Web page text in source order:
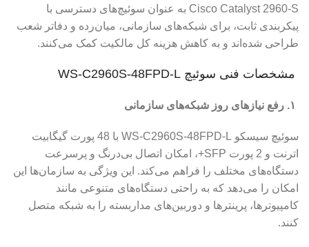
Cisco Catalyst 2960-S به عنوان سوئیچ‌های دسترسی با
پیکربندی ثابت، برای شبکه‌های سازمانی، میان‌رده و دفاتر شعب
طراحی شده‌اند و به کاهش هزینه کل مالکیت کمک می‌کنند.
مشخصات فنی سوئیچ WS-C2960S-48FPD-L
سوئیچ سیسکو WS-C2960S-48FPD-L با 48 پورت گیگابیت
اترنت و 2 پورت SFP+، امکان اتصال بی‌درنگ و پرسرعت
دستگاه‌های مختلف را فراهم می‌کند. این ویژگی به سازمان‌ها این
امکان را می‌دهد که به راحتی دستگاه‌های متنوعی مانند
کامپیوترها، پرینترها و دوربین‌های مداربسته را به شبکه متصل
کنند.